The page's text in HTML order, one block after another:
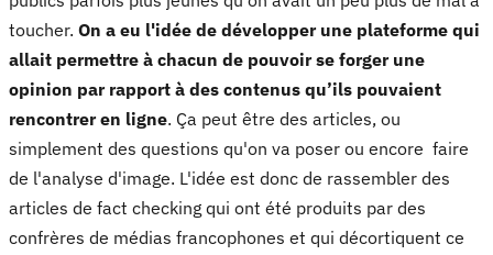
toucher. On a eu l'idée de développer une plateforme qui
allait permettre à chacun de pouvoir se forger une
opinion par rapport à des contenus qu’ils pouvaient
rencontrer en ligne. Ça peut être des articles, ou
simplement des questions qu'on va poser ou encore faire
de l'analyse d'image. L'idée est donc de rassembler des
articles de fact checking qui ont été produits par des
confrères de médias francophones et qui décortiquent ce